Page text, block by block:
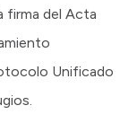
firma del Acta
Unificado